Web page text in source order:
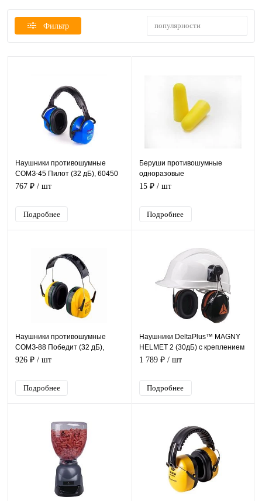
Фильтр популярности
Наушники противошумные
СОМЗ-45 Пилот (32 дБ), 60450
767 ₽ / шт
Подробнее
Беруши противошумные
одноразовые
15 ₽ / шт
Подробнее
Наушники противошумные
СОМЗ-88 Победит (32 дБ),
60988
926 ₽ / шт
Подробнее
Наушники DeltaPlus™ MAGNY
HELMET 2 (30дБ) с креплением
на каску
1 789 ₽ / шт
Подробнее